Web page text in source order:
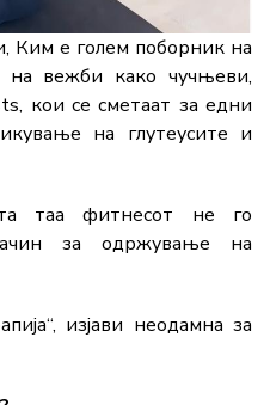
Ким е голем поборник на
на вежби како чучњеви,
кои се сметаат за едни
на глутеусите и
таа фитнесот не го
за одржување на
изјави неодамна за